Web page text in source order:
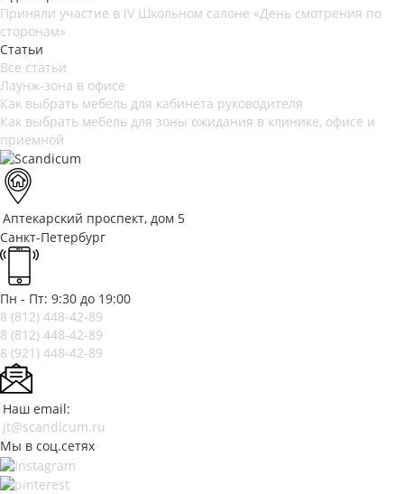
Приняли участие в IV Школьном салоне «День смотрения по
сторонам»
Статьи
Все статьи
Лаунж-зона в офисе
Как выбрать мебель для кабинета руководителя
Как выбрать мебель для зоны ожидания в клинике, офисе и
приемной
Аптекарский проспект, дом 5
Санкт-Петербург
Пн - Пт: 9:30 до 19:00
8 (812) 448-42-89
8 (812) 448-42-89
8 (921) 448-42-89
Наш email:
jt@scandicum.ru
Мы в соц.сетях